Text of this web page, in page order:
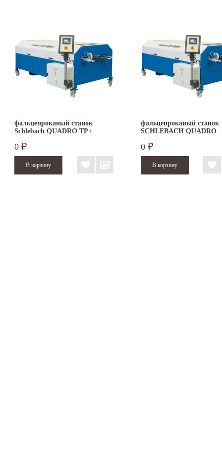
фальцепроканый станок
Schlebach QUADRO TP+
0 ₽
фальцепроканый станок
SCHLEBACH QUADRO
0 ₽